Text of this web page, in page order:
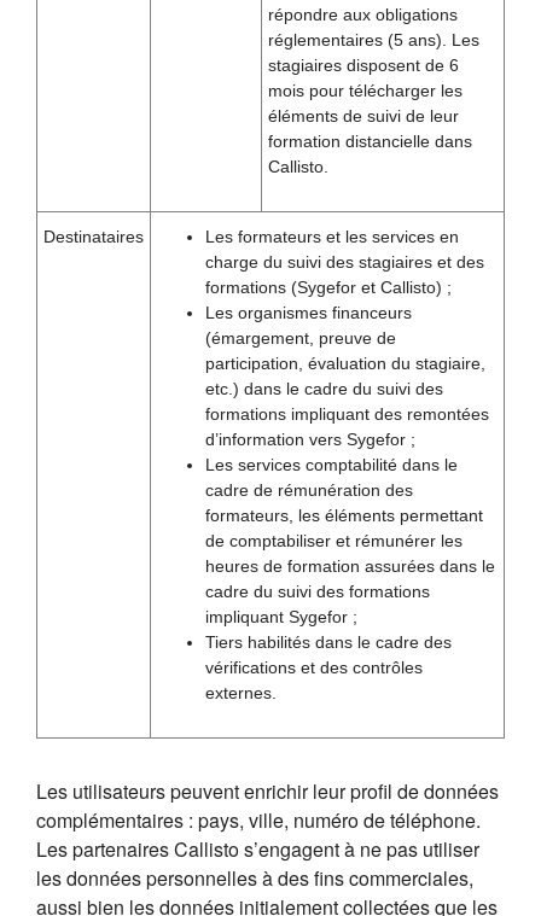
répondre aux obligations
réglementaires (5 ans). Les
stagiaires disposent de 6
mois pour télécharger les
éléments de suivi de leur
formation distancielle dans
Callisto.
Destinataires
Les formateurs et les services en
charge du suivi des stagiaires et des
formations (Sygefor et Callisto) ;
Les organismes financeurs
(émargement, preuve de
participation, évaluation du stagiaire,
etc.) dans le cadre du suivi des
formations impliquant des remontées
d’information vers Sygefor ;
Les services comptabilité dans le
cadre de rémunération des
formateurs, les éléments permettant
de comptabiliser et rémunérer les
heures de formation assurées dans le
cadre du suivi des formations
impliquant Sygefor ;
Tiers habilités dans le cadre des
vérifications et des contrôles
externes.
Les utilisateurs peuvent enrichir leur profil de données
complémentaires : pays, ville, numéro de téléphone.
Les partenaires Callisto s’engagent à ne pas utiliser
les données personnelles à des fins commerciales,
aussi bien les données initialement collectées que les